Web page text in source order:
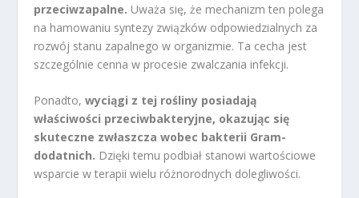
przeciwzapalne. Uważa się, że mechanizm ten polega
na hamowaniu syntezy związków odpowiedzialnych za
rozwój stanu zapalnego w organizmie. Ta cecha jest
szczególnie cenna w procesie zwalczania infekcji.
Ponadto,wyciągi z tej rośliny posiadają
właściwości przeciwbakteryjne, okazując się
skuteczne zwłaszcza wobec bakterii Gram-
dodatnich. Dzięki temu podbiał stanowi wartościowe
wsparcie w terapii wielu różnorodnych dolegliwości.